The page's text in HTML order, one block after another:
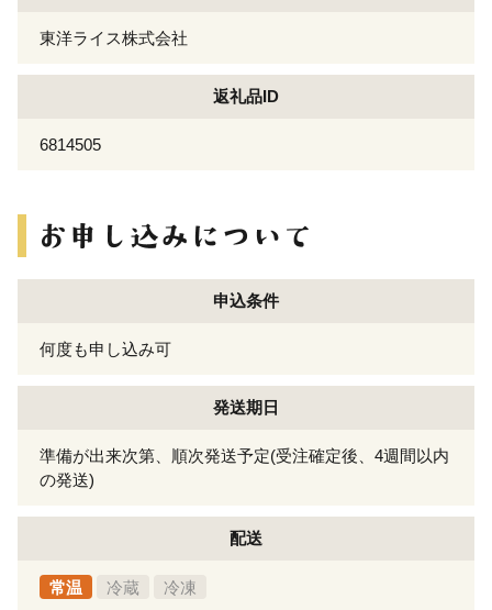
東洋ライス株式会社
返礼品ID
6814505
申込条件
何度も申し込み可
発送期日
準備が出来次第、順次発送予定(受注確定後、4週間以内
の発送)
配送
常温 冷蔵 冷凍